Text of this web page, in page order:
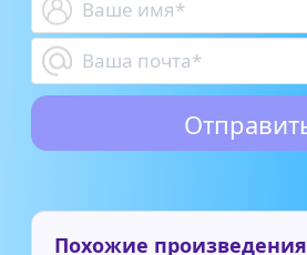
Похожие произведения